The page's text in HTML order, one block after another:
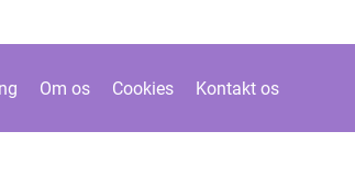
Om os Cookies Kontakt os